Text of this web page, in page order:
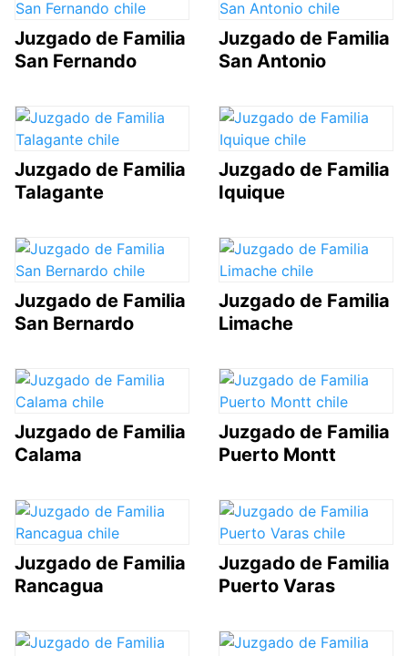
Juzgado de Familia
San Fernando
Juzgado de Familia
San Antonio
Juzgado de Familia
Talagante
Juzgado de Familia
Iquique
Juzgado de Familia
San Bernardo
Juzgado de Familia
Limache
Juzgado de Familia
Calama
Juzgado de Familia
Puerto Montt
Juzgado de Familia
Rancagua
Juzgado de Familia
Puerto Varas